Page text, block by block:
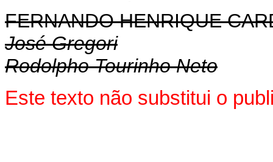
FERNANDO HENRIQUE
José Gregori
Rodolpho Tourinho Neto
Este texto não substitui o